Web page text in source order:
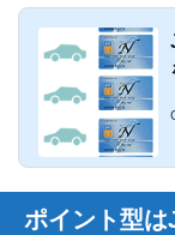
ポイント型は